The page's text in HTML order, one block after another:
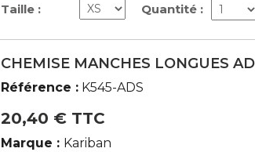
Taille :
Quantité :
CHEMISE MANCHES LONGUES
Référence : K545-ADS
20,40 € TTC
Marque : Kariban